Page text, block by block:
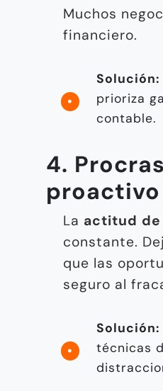
Muchos
financiero.
Solución:
prioriza
contable.
4.
proactivo
La actitud
constante.
que las
seguro al
Solución:
técnicas